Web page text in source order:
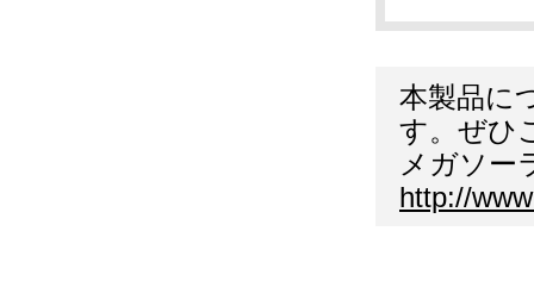
本製品に
す。ぜひ
メガソー
http://